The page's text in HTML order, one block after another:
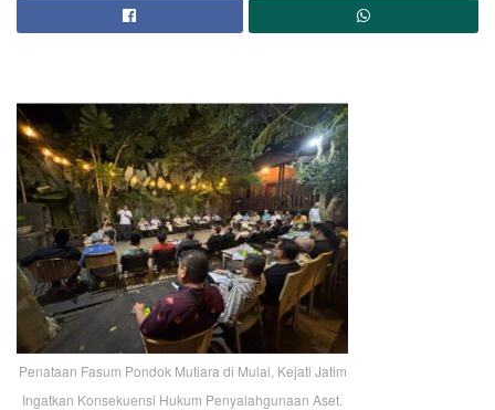
Penataan Fasum Pondok Mutiara di Mulai, Kejati Jatim
Ingatkan Konsekuensi Hukum Penyalahgunaan Aset.